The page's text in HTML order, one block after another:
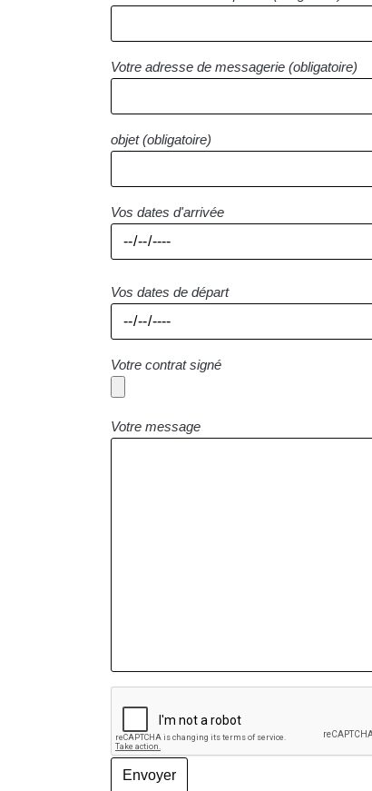
Votre adresse de messagerie (obligatoire)
objet (obligatoire)
Vos dates d'arrivée
Vos dates de départ
Votre contrat signé
Votre message